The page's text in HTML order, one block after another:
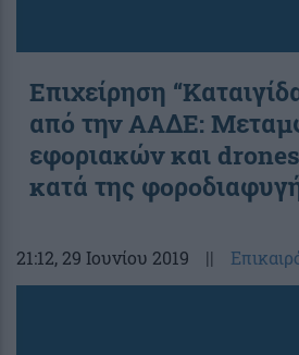
Επιχείρηση
από την ΑΑΔΕ:
εφοριακών και
κατά της
21:12, 29 Ιουνίου 2019 ||